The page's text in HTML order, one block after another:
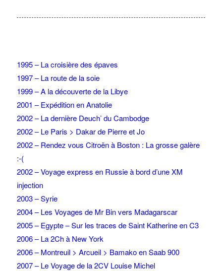
1995 – La croisière des épaves
1997 – La route de la soie
1999 – A la découverte de la Libye
2001 – Expédition en Anatolie
2002 – La dernière Deuch’ du Cambodge
2002 – Le Paris > Dakar de Pierre et Jo
2002 – Rendez vous Citroën à Boston : La grosse galère
:-(
2002 – Voyage express en Russie à bord d’une XM
injection
2003 – Syrie
2004 – Les Voyages de Mr Bin vers Madagarscar
2005 – Egypte – Sur les traces de Saint Katherine en C3
2006 – La 2Ch à New York
2006 – Montreuil > Arcueil > Bamako en Saab 900
2007 – Le Voyage de la 2CV Louise Michel